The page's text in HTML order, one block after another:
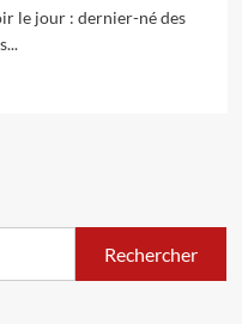
le jour : dernier-né des
Rechercher